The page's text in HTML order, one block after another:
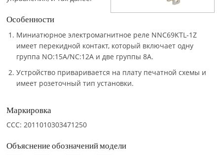
Особенности
Миниатюрное электромагнитное реле NNC69KTL-1Z
имеет перекидной контакт, который включает одну
группа NO:15A/NC:12A и две группы 8A.
Устройство приваривается на плату печатной схемы и
имеет розеточный тип установки.
Маркировка
CCC: 2011010303471250
Объяснение обозначений модели